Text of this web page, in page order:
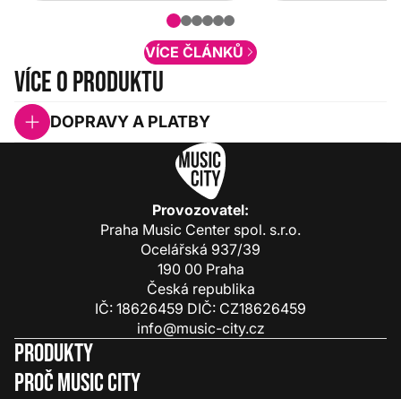
VÍCE ČLÁNKŮ
Více o produktu
DOPRAVY A PLATBY
Provozovatel:
Praha Music Center spol. s.r.o.
Ocelářská 937/39
190 00 Praha
Česká republika
IČ: 18626459 DIČ: CZ18626459
info@music-city.cz
Produkty
Proč Music City